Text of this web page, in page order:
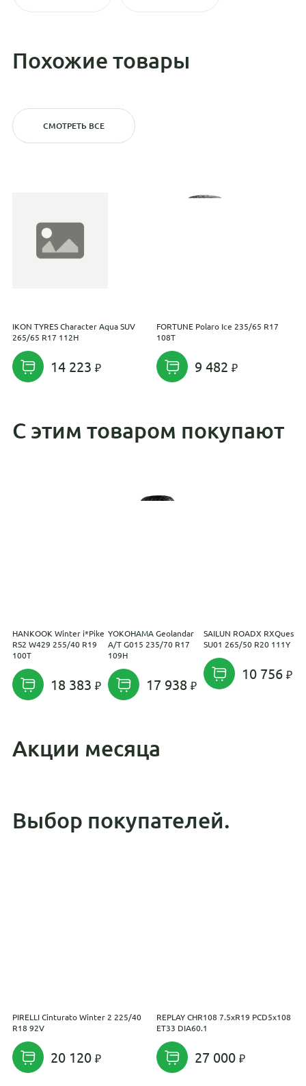
Похожие товары
СМОТРЕТЬ ВСЕ
IKON TYRES Character Aqua SUV
265/65 R17 112H
14 223
FORTUNE Polaro Ice 235/65 R17
108T
9 482
С этим товаром покупают
HANKOOK Winter i*Pike
RS2 W429 255/40 R19
100T
18 383
YOKOHAMA Geolandar
A/T G015 235/70 R17
109H
17 938
SAILUN ROADX RXQuest
SU01 265/50 R20 111Y
10 756
Акции месяца
Выбор покупателей.
PIRELLI Cinturato Winter 2 225/40
R18 92V
20 120
REPLAY CHR108 7.5xR19 PCD5x108
ET33 DIA60.1
27 000